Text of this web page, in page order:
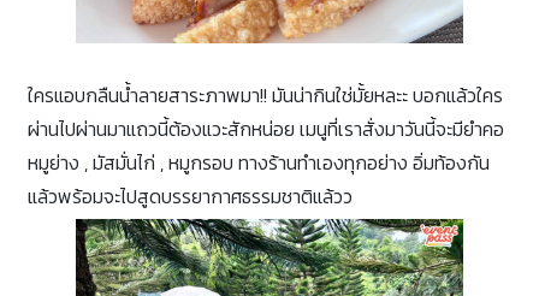
ใครแอบกลืนน้ำลายสาระภาพมา!! มันน่ากินใช่มั้ยหละะ บอกแล้วใคร
ผ่านไปผ่านมาแถวนี้ต้องแวะสักหน่อย เมนูที่เราสั่งมาวันนี้จะมียำคอ
หมูย่าง , มัสมั่นไก่ , หมูกรอบ ทางร้านทำเองทุกอย่าง อิ่มท้องกัน
แล้วพร้อมจะไปสูดบรรยากาศธรรมชาติแล้วว